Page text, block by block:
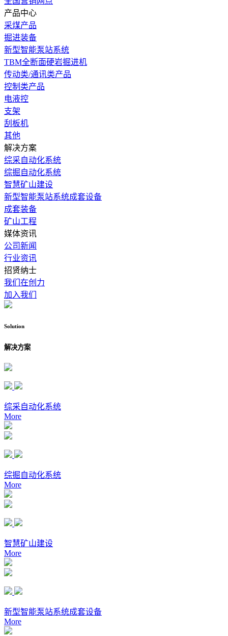
产品中心
采煤产品
掘进装备
新型智能泵站系统
TBM全断面硬岩掘进机
传动类/通讯类产品
控制类产品
电液控
支架
刮板机
其他
解决方案
综采自动化系统
综掘自动化系统
智慧矿山建设
新型智能泵站系统成套设备
成套装备
矿山工程
媒体资讯
公司新闻
行业资讯
招贤纳士
我们在创力
加入我们
Solution
解决方案
综采自动化系统
More
综掘自动化系统
More
智慧矿山建设
More
新型智能泵站系统成套设备
More